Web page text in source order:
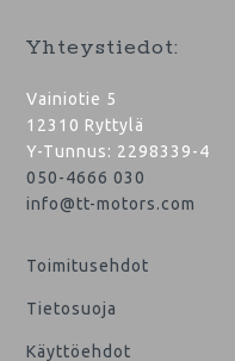
Yhteystiedot:
Vainiotie 5
12310 Ryttylä
Y-Tunnus: 2298339-4
050-4666 030
info@tt-motors.com
Toimitusehdot
Tietosuoja
Käyttöehdot